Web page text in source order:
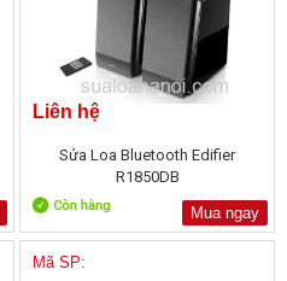
Liên hệ
Sửa Loa Bluetooth Edifier
R1850DB
Mua ngay
Mã SP: